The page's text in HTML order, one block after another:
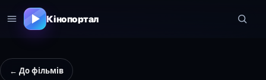
Кінопортал
← До фільмів